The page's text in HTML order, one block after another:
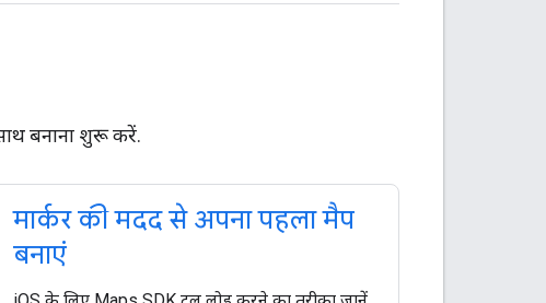
बनाना शुरू करें.
मार्कर की मदद से अपना पहला मैप
बनाएं